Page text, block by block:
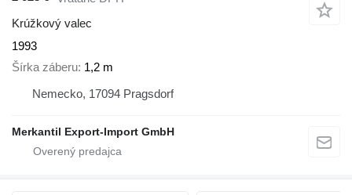
Krúžkový valec
1993
Šírka záberu 1,2 m
Nemecko, 17094 Pragsdorf
Merkantil Export-Import GmbH